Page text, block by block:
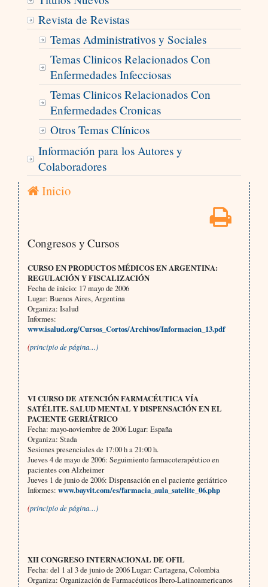
Revista de Revistas
Temas Administrativos y Sociales
Temas Clinicos Relacionados Con
Enfermedades Infecciosas
Temas Clinicos Relacionados Con
Enfermedades Cronicas
Otros Temas Clínicos
Información para los Autores y
Colaboradores
Inicio
Congresos y Cursos
CURSO EN PRODUCTOS MÉDICOS EN ARGENTINA:
REGULACIÓN Y FISCALIZACIÓN
Fecha de inicio: 17 mayo de 2006
Lugar: Buenos Aires, Argentina
Organiza: Isalud
Informes:
www.isalud.org/Cursos_Cortos/Archivos/Informacion_13.pdf
(principio de página…)
VI CURSO DE ATENCIÓN FARMACÉUTICA VÍA
SATÉLITE. SALUD MENTAL Y DISPENSACIÓN EN EL
PACIENTE GERIÁTRICO
Fecha: mayo-noviembre de 2006 Lugar: España
Organiza: Stada
Sesiones presenciales de 17:00 h a 21:00 h.
Jueves 4 de mayo de 2006: Seguimiento farmacoterapéutico en
pacientes con Alzheimer
Jueves 1 de junio de 2006: Dispensación en el paciente geriátrico
Informes: www.bayvit.com/es/farmacia_aula_satelite_06.php
(principio de página…)
XII CONGRESO INTERNACIONAL DE OFIL
Fecha: del 1 al 3 de junio de 2006 Lugar: Cartagena, Colombia
Organiza: Organización de Farmacéuticos Ibero-Latinoamericanos